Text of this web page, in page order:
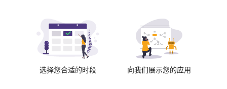
选择您合适的时段 向我们展示您的应用